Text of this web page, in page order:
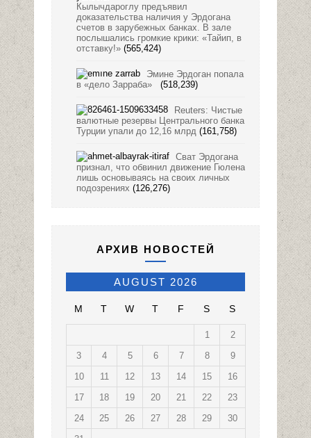
Кылычдароглу предъявил
доказательства наличия у Эрдогана
счетов в зарубежных банках. В зале
послышались громкие крики: «Тайип, в
отставку!» (565,424)
Эмине Эрдоган попала
в «дело Зарраба»
(518,239)
Reuters: Чистые
валютные резервы Центрального банка
Турции упали до 12,16 млрд (161,758)
Сват Эрдогана
признал, что обвинил движение Гюлена
лишь основываясь на своих личных
подозрениях (126,276)
АРХИВ НОВОСТЕЙ
AUGUST 2026
M T W T F S S
1
2
3
4 5 6 7 8
9
10
11 12 13 14 15
16
17
18 19 20 21 22
23
24
25 26 27 28 29
30